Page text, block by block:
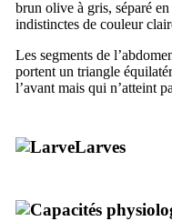
brun olive à gris, séparé
indistinctes de couleur
Les segments de
portent un triangle
l’avant mais qui n’atteint
Larves